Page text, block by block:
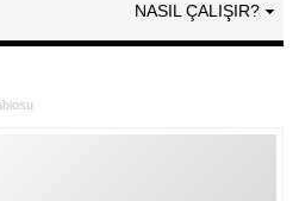
NASIL ÇALIŞIR?